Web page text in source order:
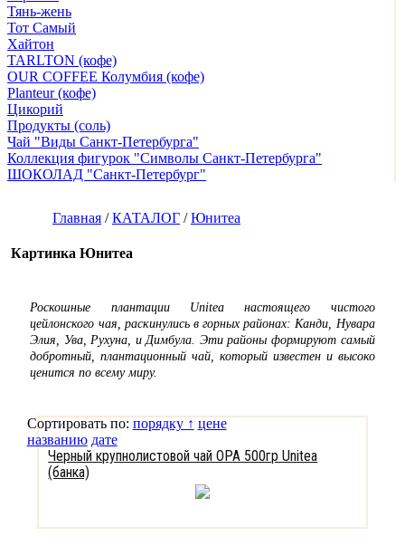
Тянь-жень
Тот Самый
Хайтон
TARLTON (кофе)
OUR COFFEE Колумбия (кофе)
Planteur (кофе)
Цикорий
Продукты (соль)
Чай "Виды Санкт-Петербурга"
Коллекция фигурок "Символы Санкт-Петербурга"
ШОКОЛАД "Санкт-Петербург"
Главная /КАТАЛОГ /Юнитеа
Картинка Юнитеа
Роскошные плантации Unitea настоящего чистого
цейлонского чая, раскинулись в горных районах: Канди, Нувара
Элия, Ува, Рухуна, и Димбула. Эти районы формируют самый
добротный, плантационный чай, который известен и высоко
ценится по всему миру.
Сортировать по: порядку ↑ цене
названию дате
Черный крупнолистовой чай OPA 500гр Unitea
(банка)